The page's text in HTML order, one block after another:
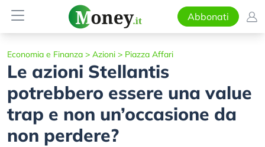
Abbonati
Economia e Finanza > Azioni > Piazza Affari
Le azioni Stellantis
potrebbero essere una value
trap e non un’occasione da
non perdere?